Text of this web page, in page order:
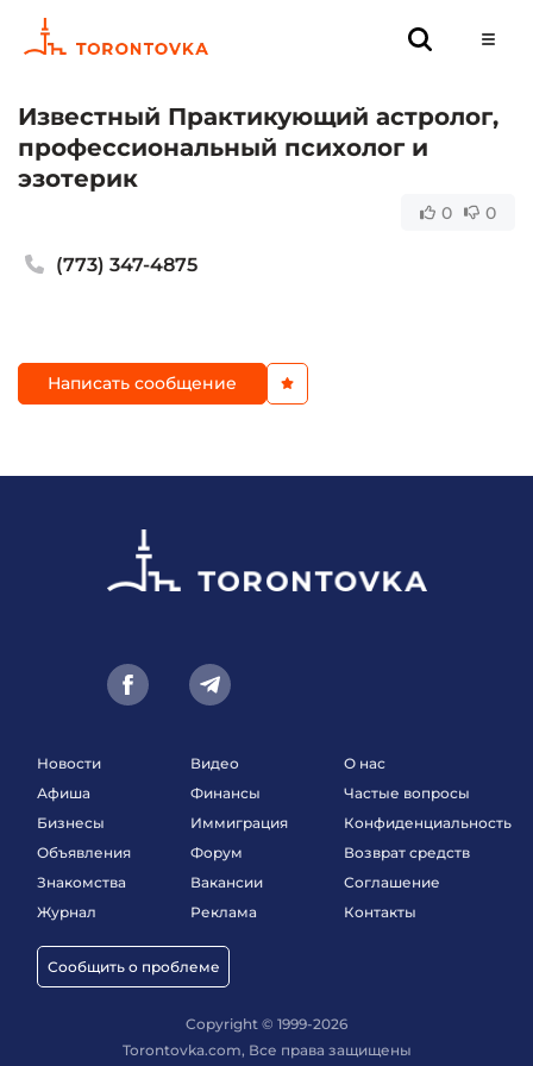
Известный Практикующий астролог,
профессиональный психолог и
эзотерик
0 0
(773) 347-4875
Написать сообщение
Новости
Афиша
Бизнесы
Объявления
Знакомства
Журнал
Сообщить о проблеме
Видео
Финансы
Иммиграция
Форум
Вакансии
Реклама
О нас
Частые вопросы
Конфиденциальность
Возврат средств
Соглашение
Контакты
Copyright © 1999-2026
Torontovka.com, Все права защищены